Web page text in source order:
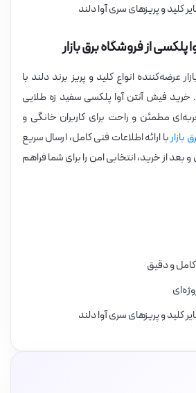
کلید و پریزهای سری آوا دلند
از فروشگاه برق بازار
عرضه‌کننده انواع کلید و پریز برند دلند با
خرید فیش آنتن آوا پلکسی سفید زه طلایی
مطمئن و راحت برای کاربران خانگی و
بازاربا ارائه اطلاعات فنی کامل، ارسال سریع
از خرید، انتخابی امن را برای شما فراهم
و دقیق
کلید و پریزهای سری آوا دلند